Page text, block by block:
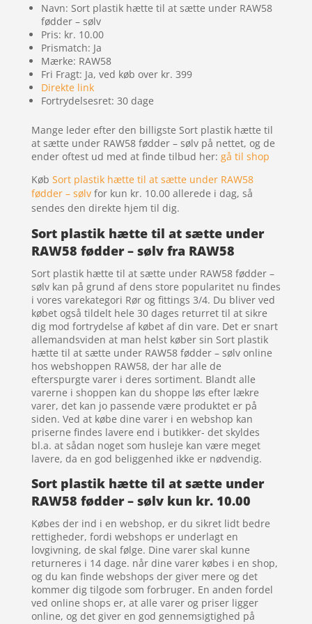
Navn: Sort plastik hætte til at sætte under RAW58
fødder – sølv
Pris: kr. 10.00
Prismatch: Ja
Mærke: RAW58
Fri Fragt: Ja, ved køb over kr. 399
Direkte link
Fortrydelsesret: 30 dage
Mange leder efter den billigste Sort plastik hætte til
at sætte under RAW58 fødder – sølv på nettet, og de
ender oftest ud med at finde tilbud her: gå til shop
Køb Sort plastik hætte til at sætte under RAW58
fødder – sølvfor kun kr. 10.00 allerede i dag, så
sendes den direkte hjem til dig.
Sort plastik hætte til at sætte under
RAW58 fødder – sølv fra RAW58
Sort plastik hætte til at sætte under RAW58 fødder –
sølv kan på grund af dens store popularitet nu findes
i vores varekategori Rør og fittings 3/4. Du bliver ved
købet også tildelt hele 30 dages returret til at sikre
dig mod fortrydelse af købet af din vare. Det er snart
allemandsviden at man helst køber sin Sort plastik
hætte til at sætte under RAW58 fødder – sølv online
hos webshoppen RAW58, der har alle de
efterspurgte varer i deres sortiment. Blandt alle
varerne i shoppen kan du shoppe løs efter lækre
varer, det kan jo passende være produktet er på
siden. Ved at købe dine varer i en webshop kan
priserne findes lavere end i butikker- det skyldes
bl.a. at sådan noget som husleje kan være meget
lavere, da en god beliggenhed ikke er nødvendig.
Sort plastik hætte til at sætte under
RAW58 fødder – sølv kun kr. 10.00
Købes der ind i en webshop, er du sikret lidt bedre
rettigheder, fordi webshops er underlagt en
lovgivning, de skal følge. Dine varer skal kunne
returneres i 14 dage. når dine varer købes i en shop,
og du kan finde webshops der giver mere og det
kommer dig tilgode som forbruger. En anden fordel
ved online shops er, at alle varer og priser ligger
online, og det giver en god gennemsigtighed på